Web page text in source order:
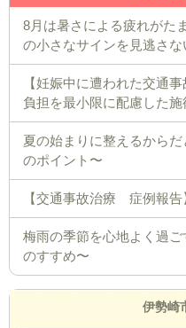
8月は暑さによる疲れがた
の小さなサインを見逃さな
【妊娠中に遭われた交通
負担を最小限に配慮した施
夏の始まりに整えるから
のポイント〜
【交通事故治療 症例報告
梅雨の季節を心地よく過
のすすめ〜
伊勢崎